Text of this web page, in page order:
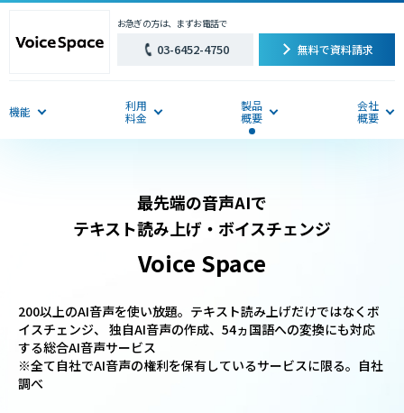
機能
利用
料金
製品
概要
会社
概要
お急ぎの方は、まずお電話で
03-6452-4750 無料で資料請求
最先端の音声AIで
テキスト読み上げ・ボイスチェンジ
Voice Space
200以上のAI音声を使い放題。テキスト読み上げだけではなくボ
イスチェンジ、 独自AI音声の作成、54ヵ国語への変換にも対応
する総合AI音声サービス
※全て自社でAI音声の権利を保有しているサービスに限る。自社
調べ